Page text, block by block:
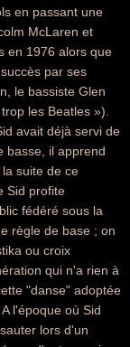
en passant une
McLaren et
en 1976 alors que
par ses
le bassiste Glen
les Beatles »).
avait déjà servi de
basse, il apprend
suite de ce
Sid profite
fédéré sous la
règle de base ; on
ou croix
qui n'a rien à
"danse" adoptée
l'époque où Sid
lors d'un